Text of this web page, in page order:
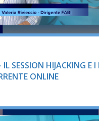
SESSION HIJACKING E I
ONLINE